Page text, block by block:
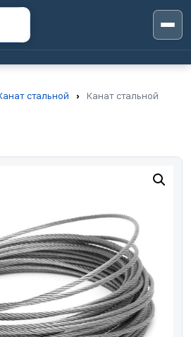
стальной ›
Канат стальной